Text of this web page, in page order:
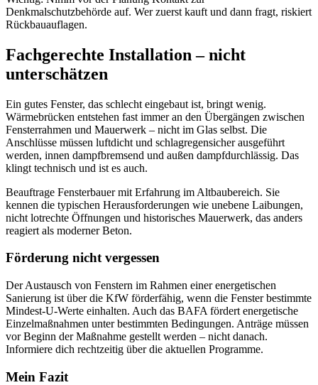
Denkmalschutzbehörde auf. Wer zuerst kauft und dann fragt, riskiert
Rückbauauflagen.
Fachgerechte Installation – nicht
unterschätzen
Ein gutes Fenster, das schlecht eingebaut ist, bringt wenig.
Wärmebrücken entstehen fast immer an den Übergängen zwischen
Fensterrahmen und Mauerwerk – nicht im Glas selbst. Die
Anschlüsse müssen luftdicht und schlagregensicher ausgeführt
werden, innen dampfbremsend und außen dampfdurchlässig. Das
klingt technisch und ist es auch.
Beauftrage Fensterbauer mit Erfahrung im Altbaubereich. Sie
kennen die typischen Herausforderungen wie unebene Laibungen,
nicht lotrechte Öffnungen und historisches Mauerwerk, das anders
reagiert als moderner Beton.
Förderung nicht vergessen
Der Austausch von Fenstern im Rahmen einer energetischen
Sanierung ist über die KfW förderfähig, wenn die Fenster bestimmte
Mindest-U-Werte einhalten. Auch das BAFA fördert energetische
Einzelmaßnahmen unter bestimmten Bedingungen. Anträge müssen
vor Beginn der Maßnahme gestellt werden – nicht danach.
Informiere dich rechtzeitig über die aktuellen Programme.
Mein Fazit